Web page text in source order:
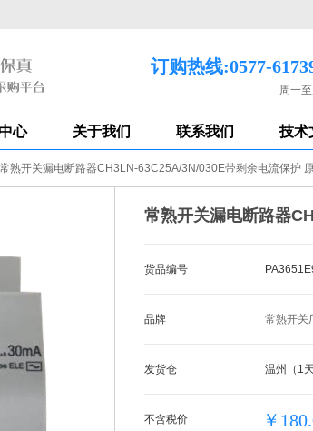
订购热线:0577-
周一
心 关于我们 联系我们 技术
常熟开关漏电断路器CH3LN-63C25A/3N/030E带剩余电流保护
常熟开关漏电断路器
货品编号
品牌 常熟开关
发货仓 温州（1
不含税价 ￥